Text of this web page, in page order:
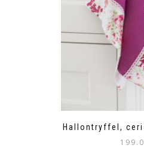
Hallontryffel,